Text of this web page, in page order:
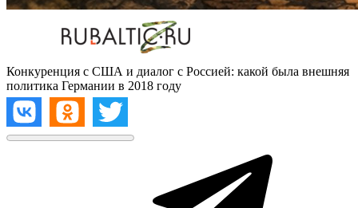
Конкуренция с США и диалог с Россией: какой была внешняя
политика Германии в 2018 году